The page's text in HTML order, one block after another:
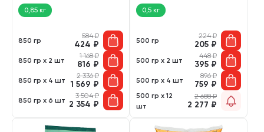
0,85 кг
850 гр
584₽
424 ₽
850 гр х 2 шт
1 168₽
816 ₽
850 гр х 4 шт
2 336₽
1 569 ₽
850 гр х 6 шт
3 504₽
2 354 ₽
0,5 кг
500 гр
224₽
205 ₽
500 гр х 2 шт
448₽
395 ₽
500 гр х 4 шт
896₽
759 ₽
500 гр х 12
шт
2 688₽
2 277 ₽